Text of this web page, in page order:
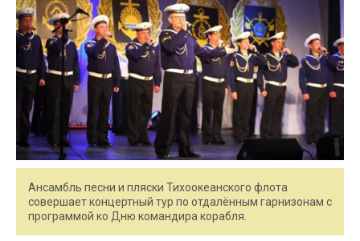
Ансамбль песни и пляски Тихоокеанского флота
совершает концертный тур по отдалённым гарнизонам с
программой ко Дню командира корабля.